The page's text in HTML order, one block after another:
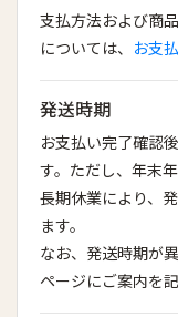
支払方法および商
については、 お支
発送時期
お支払い完了確認
す。ただし、年末
長期休業により、
ます。
なお、発送時期が
ページにご案内を